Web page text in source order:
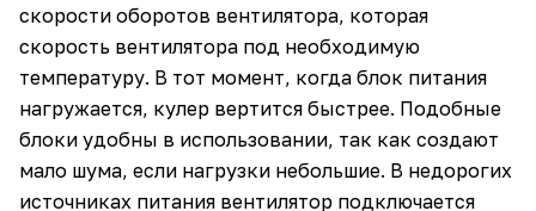
скорости оборотов вентилятора, которая
скорость вентилятора под необходимую
температуру. В тот момент, когда блок питания
нагружается, кулер вертится быстрее. Подобные
блоки удобны в использовании, так как создают
мало шума, если нагрузки небольшие. В недорогих
источниках питания вентилятор подключается